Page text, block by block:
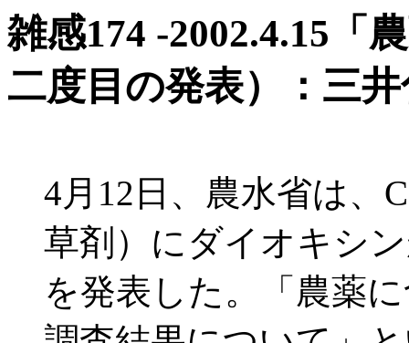
雑感174 -2002.4.15「
二度目の発表）：三
4月12日、農水省は、
草剤）にダイオキシ
を発表した。「農薬